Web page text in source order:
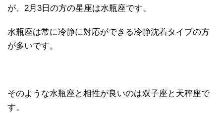
が、2月3日の方の星座は水瓶座です。
水瓶座は常に冷静に対応ができる冷静沈着タイプの方
が多いです。
そのような水瓶座と相性が良いのは双子座と天秤座で
す。